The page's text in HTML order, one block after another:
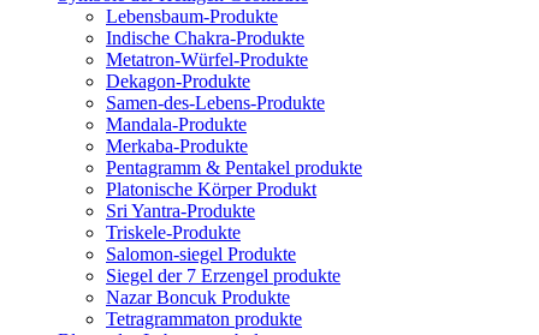
Lebensbaum-Produkte
Indische Chakra-Produkte
Metatron-Würfel-Produkte
Dekagon-Produkte
Samen-des-Lebens-Produkte
Mandala-Produkte
Merkaba-Produkte
Pentagramm & Pentakel produkte
Platonische Körper Produkt
Sri Yantra-Produkte
Triskele-Produkte
Salomon-siegel Produkte
Siegel der 7 Erzengel produkte
Nazar Boncuk Produkte
Tetragrammaton produkte